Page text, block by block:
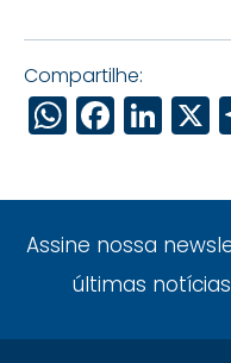
Compartilhe:
X
Assine nossa
últimas